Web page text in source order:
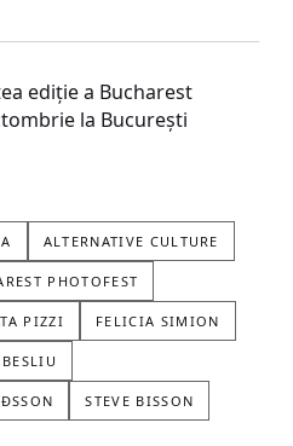
ediție a Bucharest
la București
ALTERNATIVE CULTURE
PHOTOFEST
PIZZI FELICIA SIMION
STEVE BISSON